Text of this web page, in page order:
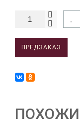
ПРЕДЗАКАЗ